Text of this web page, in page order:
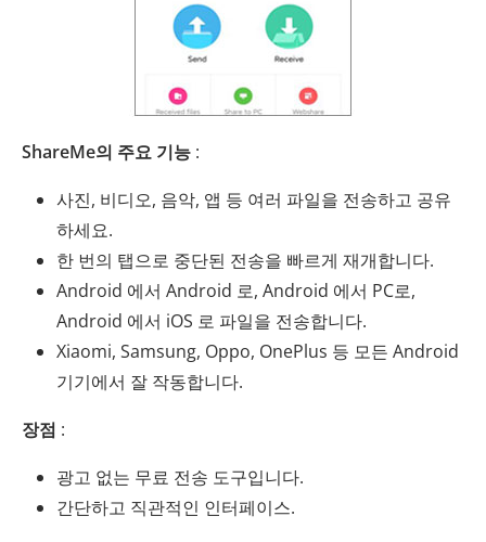
ShareMe의 주요 기능 :
사진, 비디오, 음악, 앱 등 여러 파일을 전송하고 공유
하세요.
한 번의 탭으로 중단된 전송을 빠르게 재개합니다.
Android 에서 Android 로, Android 에서 PC로,
Android 에서 iOS 로 파일을 전송합니다.
Xiaomi, Samsung, Oppo, OnePlus 등 모든 Android
기기에서 잘 작동합니다.
장점 :
광고 없는 무료 전송 도구입니다.
간단하고 직관적인 인터페이스.